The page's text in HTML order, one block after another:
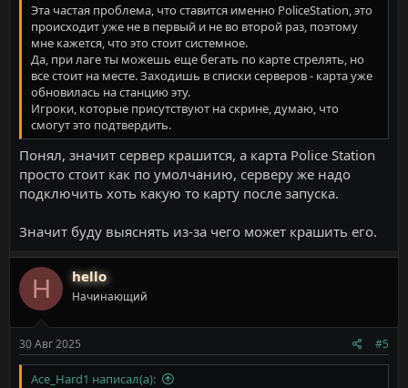
Эта частая проблема, что ставится именно PoliceStation, это
происходит уже не в первый и не во второй раз, поэтому
мне кажется, что это стоит системное.
Да, при лаге ты можешь еще бегать по карте стрелять, но
все стоит на месте. Заходишь в списки серверов - карта уже
обновилась на станцию эту.
Игроки, которые присутствуют на скрине, думаю, что
смогут это подтвердить.
Понял, значит сервер крашится, а карта Police Station
просто стоит как по умолчанию, серверу же надо
подключить хоть какую то карту после запуска.
Значит буду выяснять из-за чего может крашить его.
H hello
Начинающий
30 Авг 2025 #5
Ace_Hard1 написал(а):